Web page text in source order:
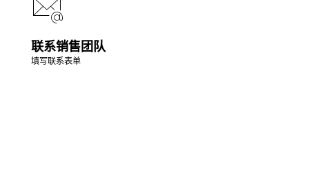
联系销售团队
填写联系表单